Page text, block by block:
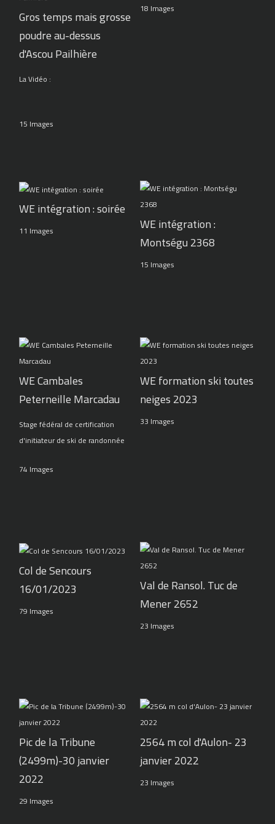
Gros temps mais grosse
poudre au-dessus
d'Ascou Pailhière
La Vidéo :
15 Images
18 Images
WE intégration : soirée
11 Images
WE intégration :
Montségu 2368
15 Images
WE Cambales
Peterneille Marcadau
Stage fédéral de certification
d'initiateur de ski de randonnée
74 Images
WE formation ski toutes
neiges 2023
33 Images
Col de Sencours
16/01/2023
79 Images
Val de Ransol. Tuc de
Mener 2652
23 Images
Pic de la Tribune
(2499m)-30 janvier
2022
29 Images
2564 m col d'Aulon- 23
janvier 2022
23 Images